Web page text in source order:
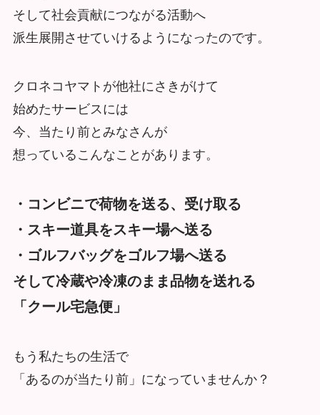
そして社会貢献につながる活動へ
派生展開させていけるようになったのです。
クロネコヤマトが他社にさきがけて
始めたサービスには
今、当たり前とみなさんが
想っているこんなことがあります。
・コンビニで荷物を送る、受け取る
・スキー道具をスキー場へ送る
・ゴルフバッグをゴルフ場へ送る
そして冷蔵や冷凍のまま品物を送れる
「クール宅急便」
もう私たちの生活で
「あるのが当たり前」になっていませんか？